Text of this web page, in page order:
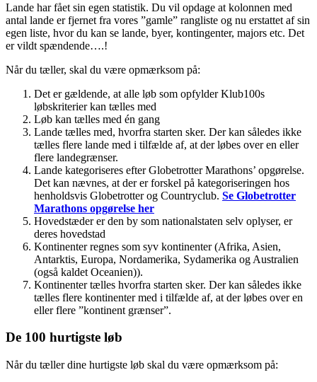
Lande har fået sin egen statistik. Du vil opdage at kolonnen med
antal lande er fjernet fra vores ”gamle” rangliste og nu erstattet af sin
egen liste, hvor du kan se lande, byer, kontingenter, majors etc. Det
er vildt spændende….!
Når du tæller, skal du være opmærksom på:
Det er gældende, at alle løb som opfylder Klub100s
løbskriterier kan tælles med
Løb kan tælles med én gang
Lande tælles med, hvorfra starten sker. Der kan således ikke
tælles flere lande med i tilfælde af, at der løbes over en eller
flere landegrænser.
Lande kategoriseres efter Globetrotter Marathons’ opgørelse.
Det kan nævnes, at der er forskel på kategoriseringen hos
henholdsvis Globetrotter og Countryclub. Se Globetrotter
Marathons opgørelse her
Hovedstæder er den by som nationalstaten selv oplyser, er
deres hovedstad
Kontinenter regnes som syv kontinenter (Afrika, Asien,
Antarktis, Europa, Nordamerika, Sydamerika og Australien
(også kaldet Oceanien)).
Kontinenter tælles hvorfra starten sker. Der kan således ikke
tælles flere kontinenter med i tilfælde af, at der løbes over en
eller flere ”kontinent grænser”.
De 100 hurtigste løb
Når du tæller dine hurtigste løb skal du være opmærksom på: